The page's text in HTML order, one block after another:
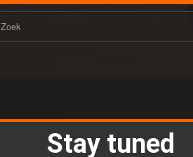
Zoek
Stay tuned